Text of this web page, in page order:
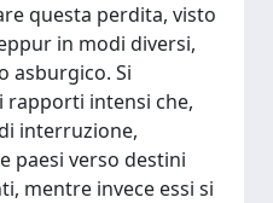
questa perdita, visto
in modi diversi,
asburgico. Si
rapporti intensi che,
interruzione,
paesi verso destini
mentre invece essi si